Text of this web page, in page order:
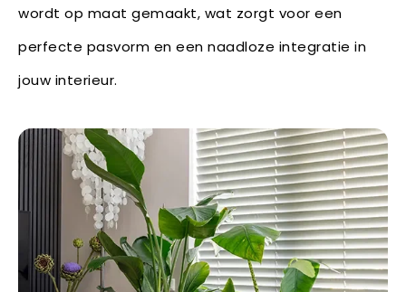
wordt op maat gemaakt, wat zorgt voor een
perfecte pasvorm en een naadloze integratie in
jouw interieur.